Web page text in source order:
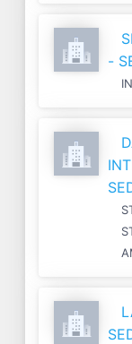
-